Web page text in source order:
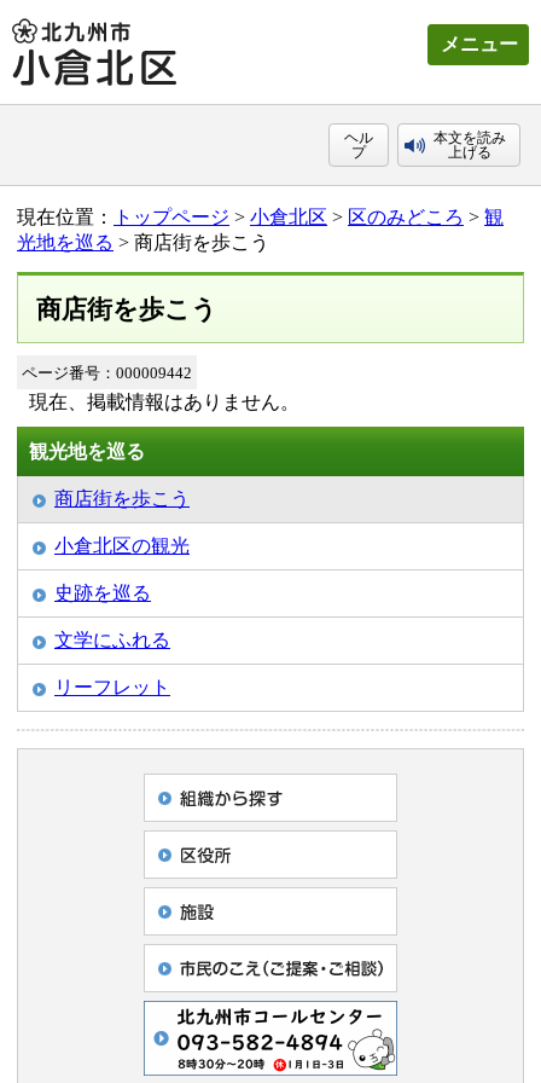
メニュー
ヘル
プ
本文を読み
上げる
現在位置： トップページ > 小倉北区 > 区のみどころ > 観
光地を巡る > 商店街を歩こう
商店街を歩こう
ページ番号：000009442
現在、掲載情報はありません。
観光地を巡る
商店街を歩こう
小倉北区の観光
史跡を巡る
文学にふれる
リーフレット